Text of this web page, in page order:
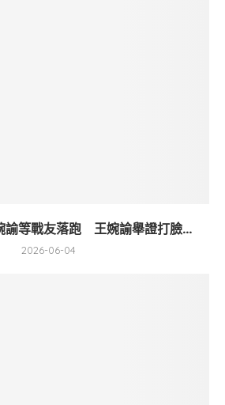
諭等戰友落跑 王婉諭舉證打臉...
2026-06-04